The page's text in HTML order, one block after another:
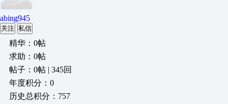
abing945
关注 私信
精华：0帖
求助：0帖
帖子：0帖 | 345回
年度积分：0
历史总积分：757